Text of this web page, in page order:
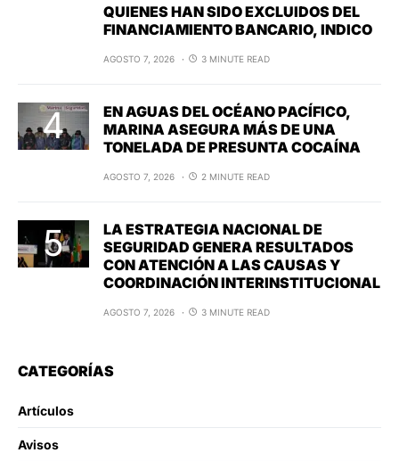
QUIENES HAN SIDO EXCLUIDOS DEL
FINANCIAMIENTO BANCARIO, INDICO
AGOSTO 7, 2026 3 MINUTE READ
EN AGUAS DEL OCÉANO PACÍFICO,
MARINA ASEGURA MÁS DE UNA
TONELADA DE PRESUNTA COCAÍNA
AGOSTO 7, 2026 2 MINUTE READ
LA ESTRATEGIA NACIONAL DE
SEGURIDAD GENERA RESULTADOS
CON ATENCIÓN A LAS CAUSAS Y
COORDINACIÓN INTERINSTITUCIONAL
AGOSTO 7, 2026 3 MINUTE READ
CATEGORÍAS
Artículos
Avisos